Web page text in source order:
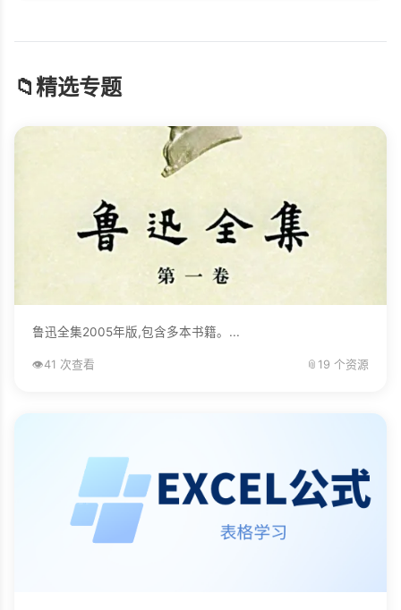
📁精选专题
鲁迅全集2005年版,包含多本书籍。...
👁️41 次查看 📎 19 个资源